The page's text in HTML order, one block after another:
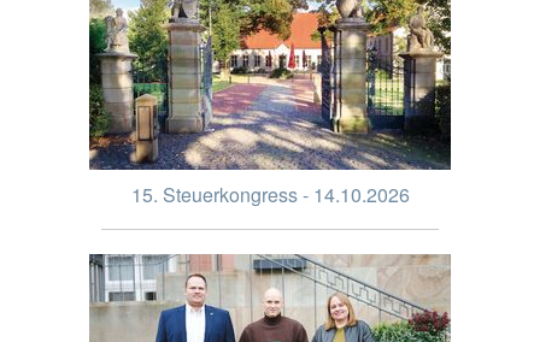
15. Steuerkongress - 14.10.2026